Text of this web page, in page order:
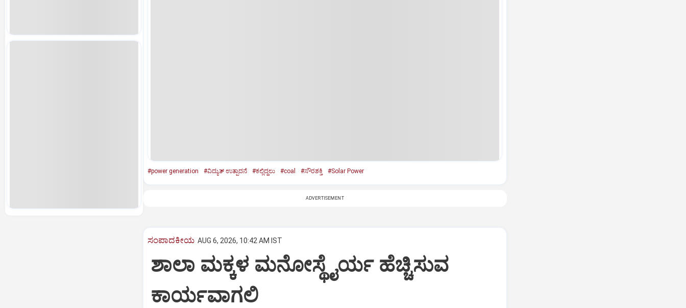
#power generation #ವಿದ್ಯುತ್‌ ಉತ್ಪಾದನೆ #ಕಲ್ಲಿದ್ದಲು #coal #ಸೌರಶಕ್ತಿ #Solar Power
ADVERTISEMENT
ಸಂಪಾದಕೀಯ AUG 6, 2026, 10:42 AM IST
ಶಾಲಾ ಮಕ್ಕಳ ಮನೋಸ್ಥೈರ್ಯ ಹೆಚ್ಚಿಸುವ
ಕಾರ್ಯವಾಗಲಿ